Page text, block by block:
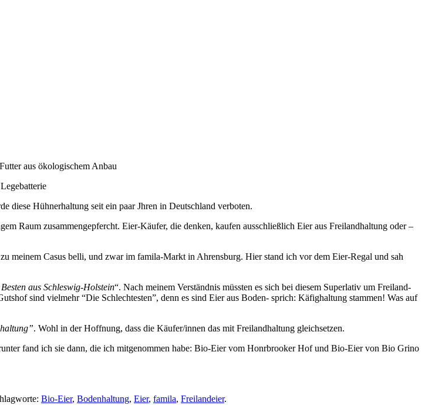
aus ökologischem Anbau
diese Hühnerhaltung seit ein paar Jhren in Deutschland verboten.
Raum zusammengepfercht. Eier-Käufer, die denken, kaufen ausschließlich Eier aus Freilandhaltung oder –
meinem Casus belli, und zwar im famila-Markt in Ahrensburg. Hier stand ich vor dem Eier-Regal und sah
aus Schleswig-Holstein“. Nach meinem Verständnis müssten es sich bei diesem Superlativ um Freiland-
sind vielmehr “Die Schlechtesten”, denn es sind Eier aus Boden- sprich: Käfighaltung stammen! Was auf
. Wohl in der Hoffnung, dass die Käufer/innen das mit Freilandhaltung gleichsetzen.
fand ich sie dann, die ich mitgenommen habe: Bio-Eier vom Honrbrooker Hof und Bio-Eier von Bio Grino
Bio-Eier, Bodenhaltung, Eier, famila, Freilandeier.